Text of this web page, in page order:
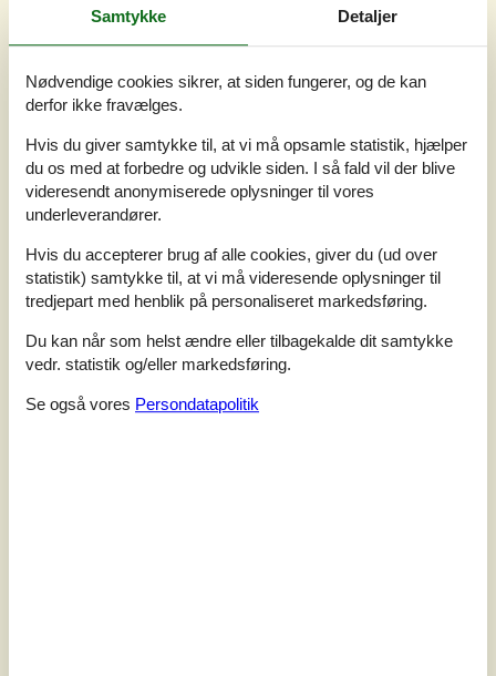
og vandet, og de natursmukke omgivelser kan nydes fra
såvel det dejlige opholdsrum som fra den store terrasse.
En virkelig perle! Velkommen indenforHuset har lyse
trægulve, lyst træ på vægge og lofter og loft til kip.
Fantastisk ly...
Hyggeligt sommerhus i klitterne
med havudsigt
Havbovej - Vorupør - 7700 - Thisted
4 personer Emne nr.:121-17-2216 4,3
Samtykke Detaljer
Nødvendige cookies sikrer, at siden fungerer, og de kan
derfor ikke fravælges.
Hvis du giver samtykke til, at vi må opsamle statistik, hjælper
du os med at forbedre og udvikle siden. I så fald vil der blive
videresendt anonymiserede oplysninger til vores
underleverandører.
Hvis du accepterer brug af alle cookies, giver du (ud over
statistik) samtykke til, at vi må videresende oplysninger til
tredjepart med henblik på personaliseret markedsføring.
Du kan når som helst ændre eller tilbagekalde dit samtykke
vedr. statistik og/eller markedsføring.
Se også vores Persondatapolitik